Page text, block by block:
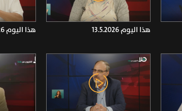
هذا اليوم 13.5.2026 هذا اليوم 14.5.2026